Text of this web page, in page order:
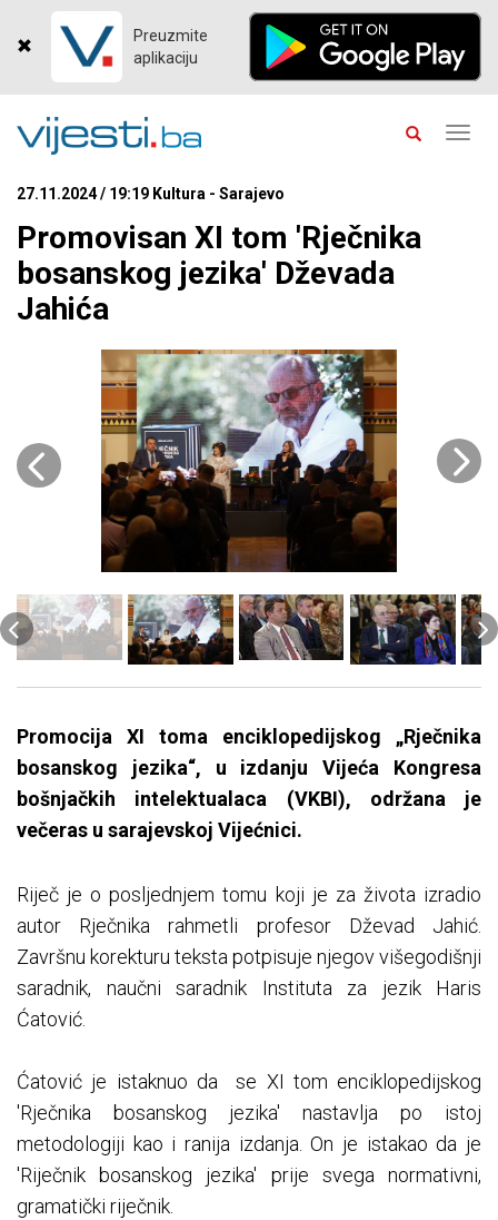
Preuzmite
aplikaciju
27.11.2024 / 19:19 Kultura - Sarajevo
Promovisan XI tom 'Rječnika
bosanskog jezika' Dževada
Jahića
Promocija XI toma enciklopedijskog „Rječnika
bosanskog jezika“, u izdanju Vijeća Kongresa
bošnjačkih intelektualaca (VKBI), održana je
večeras u sarajevskoj Vijećnici.
Riječ je o posljednjem tomu koji je za života izradio
autor Rječnika rahmetli profesor Dževad Jahić.
Završnu korekturu teksta potpisuje njegov višegodišnji
saradnik, naučni saradnik Instituta za jezik Haris
Ćatović.
Ćatović je istaknuo da se XI tom enciklopedijskog
'Rječnika bosanskog jezika' nastavlja po istoj
metodologiji kao i ranija izdanja. On je istakao da je
'Riječnik bosanskog jezika' prije svega normativni,
gramatički riječnik.